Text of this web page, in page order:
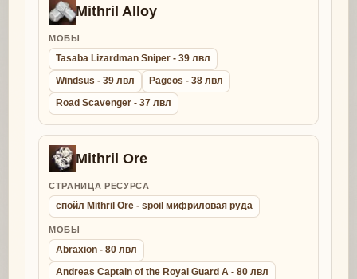
Mithril Alloy
МОБЫ
Tasaba Lizardman Sniper - 39 лвл
Windsus - 39 лвл
Pageos - 38 лвл
Road Scavenger - 37 лвл
Mithril Ore
СТРАНИЦА РЕСУРСА
спойл Mithril Ore - spoil мифриловая руда
МОБЫ
Abraxion - 80 лвл
Andreas Captain of the Royal Guard A - 80 лвл